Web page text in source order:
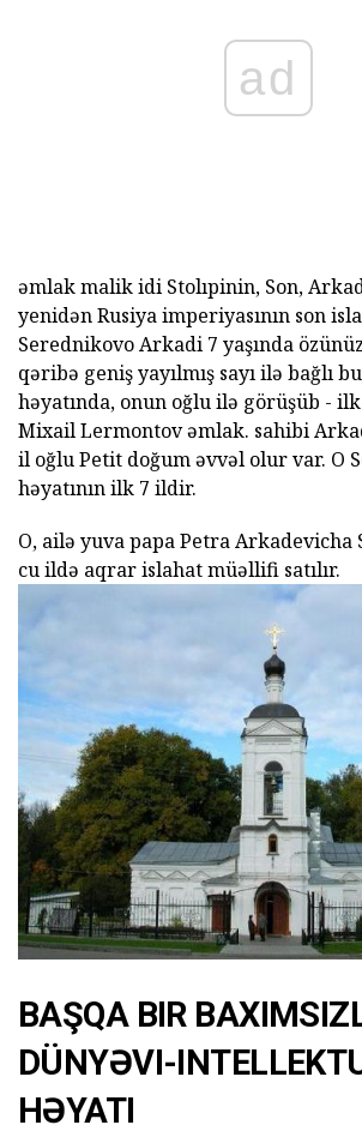
ad
əmlak malik idi Stolıpinin, Son,
yenidən Rusiya imperiyasının son
Serednikovo Arkadi 7 yaşında
qəribə geniş yayılmış sayı ilə bağlı
həyatında, onun oğlu ilə görüşüb -
Mixail Lermontov əmlak. sahibi
il oğlu Petit doğum əvvəl olur var. O
həyatının ilk 7 ildir.
O, ailə yuva papa Petra Arkadevicha
cu ildə aqrar islahat müəllifi satılır.
BAŞQA BIR
DÜNYƏVI-
HƏYATI